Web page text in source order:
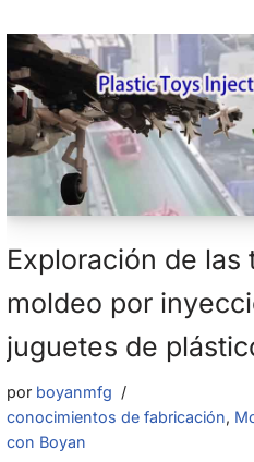
Exploración de las
moldeo por
juguetes de
por boyanmfg
conocimientos de fabricación,
con Boyan